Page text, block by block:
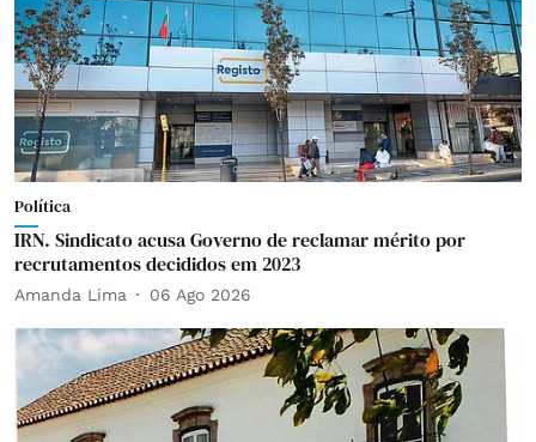
Política
IRN. Sindicato acusa Governo de reclamar mérito por
recrutamentos decididos em 2023
Amanda Lima 06 Ago 2026